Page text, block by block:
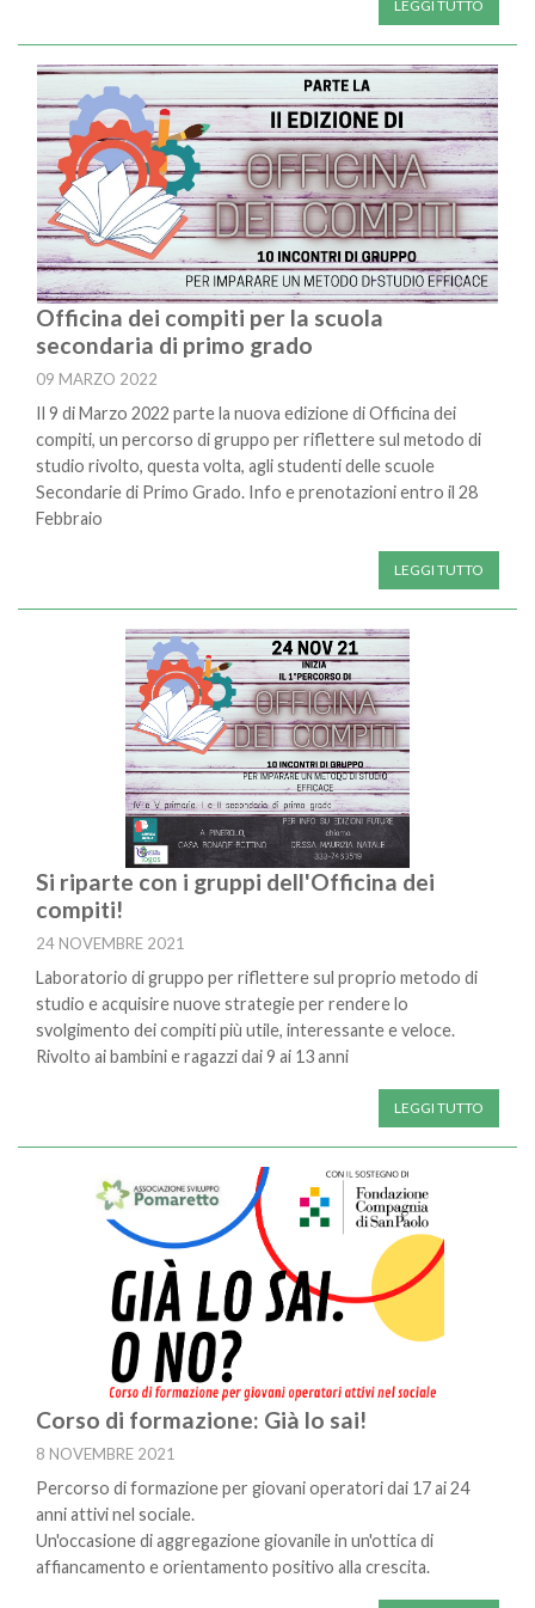
LEGGI TUTTO
Officina dei compiti per la scuola
secondaria di primo grado
09 MARZO 2022
Il 9 di Marzo 2022 parte la nuova edizione di Officina dei
compiti, un percorso di gruppo per riflettere sul metodo di
studio rivolto, questa volta, agli studenti delle scuole
Secondarie di Primo Grado. Info e prenotazioni entro il 28
Febbraio
LEGGI TUTTO
Si riparte con i gruppi dell'Officina dei
compiti!
24 NOVEMBRE 2021
Laboratorio di gruppo per riflettere sul proprio metodo di
studio e acquisire nuove strategie per rendere lo
svolgimento dei compiti più utile, interessante e veloce.
Rivolto ai bambini e ragazzi dai 9 ai 13 anni
LEGGI TUTTO
Corso di formazione: Già lo sai!
8 NOVEMBRE 2021
Percorso di formazione per giovani operatori dai 17 ai 24
anni attivi nel sociale.
Un'occasione di aggregazione giovanile in un'ottica di
affiancamento e orientamento positivo alla crescita.